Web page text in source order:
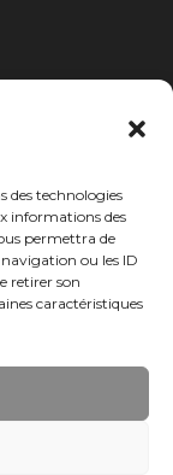
des technologies
informations des
permettra de
ou les ID
retirer son
caractéristiques